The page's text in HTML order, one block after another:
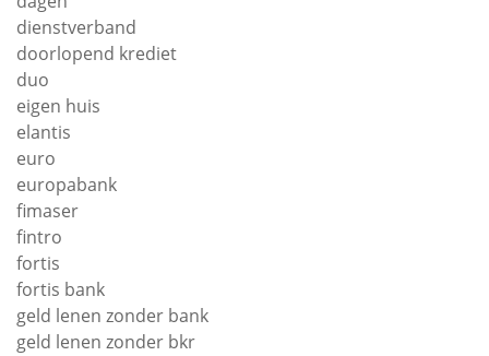
dienstverband
doorlopend krediet
duo
eigen huis
elantis
euro
europabank
fimaser
fintro
fortis
fortis bank
geld lenen zonder bank
geld lenen zonder bkr